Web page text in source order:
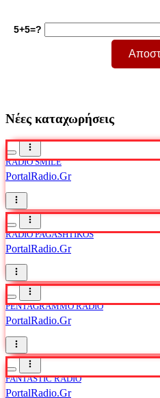
5+5=?
Νέες καταχωρήσεις
RADIO SMILE
PortalRadio.Gr
RADIO PAGASHTIKOS
PortalRadio.Gr
PENTAGRAMMO RADIO
PortalRadio.Gr
FANTASTIC RADIO
PortalRadio.Gr